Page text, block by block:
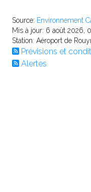
Source: Environnement
Mis à jour: 6 août 2026,
Station: Aéroport de
Prévisions et
Alertes